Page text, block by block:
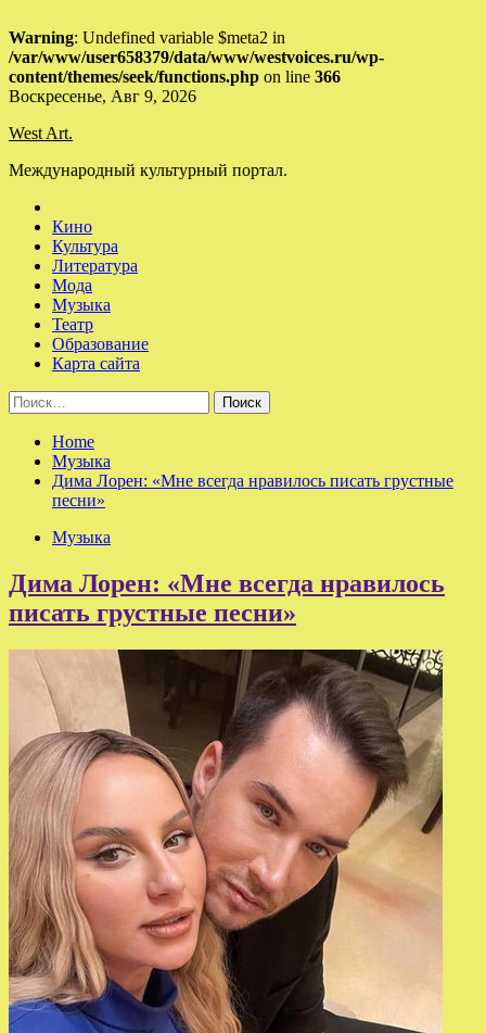
Warning: Undefined variable $meta2 in
/var/www/user658379/data/www/westvoices.ru/wp-
content/themes/seek/functions.php on line 366
Skip
content
Воскресенье, Авг 9, 2026
West Art.
Международный культурный портал.
Кино
Культура
Литература
Мода
Музыка
Театр
Образование
Карта сайта
Найти:
Home
Музыка
Дима Лорен: «Мне всегда нравилось писать грустные
песни»
Музыка
Дима Лорен: «Мне всегда нравилось
писать грустные песни»